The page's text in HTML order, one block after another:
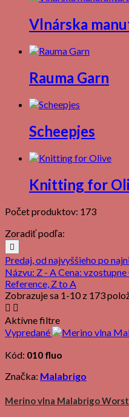
Vlnárska
Rauma Garn
Scheepjes
Knitting for
Počet produktov: 173
Zoradiť podľa:

Predaj, od najvyššieho po
Názvu: Z - A Cena: vzostupne
Reference, Z to A
Zobrazuje sa 1-10 z 173
 
Aktívne filtre
Vypredané
Kód: 010 fluo
Značka: Malabrigo
Merino vlna Malabrigo